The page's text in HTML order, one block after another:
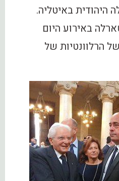
היהודית באיטליה.
באירוע היום
הרלוונטיות של